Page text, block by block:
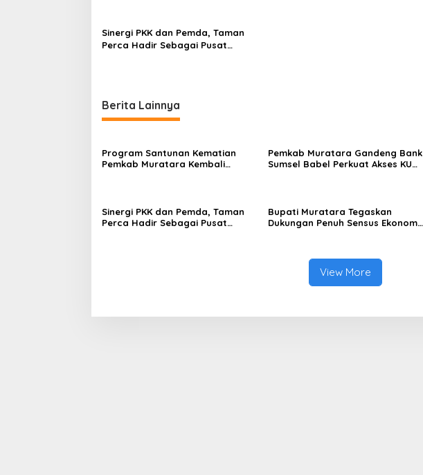
p
o
Rumbai
Sinergi PKK dan Pemda, Taman
Perca Hadir Sebagai Pusat
Berita Lainnya
Program Santunan Kematian
Pemkab Muratara Kembali
Rumbai
Pemkab Muratara Gandeng Bank
Sumsel Babel Perkuat Akses KUR
Sinergi PKK dan Pemda, Taman
Perca Hadir Sebagai Pusat
Bupati Muratara Tegaskan
Dukungan Penuh Sensus Ekonomi
View More